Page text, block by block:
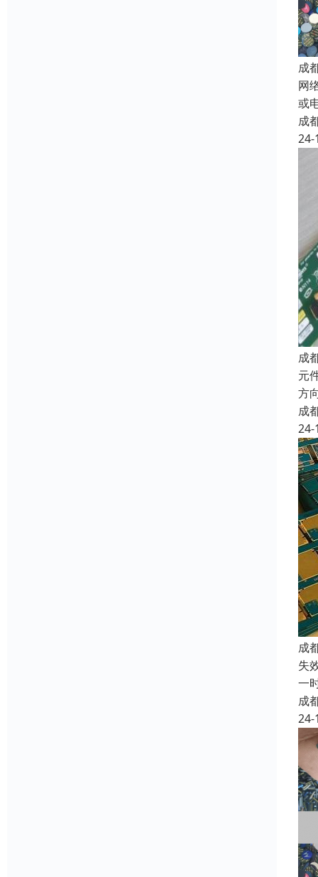
成
网
或
成
24-
成
元
方
成
24-
成
失
一
成
24-